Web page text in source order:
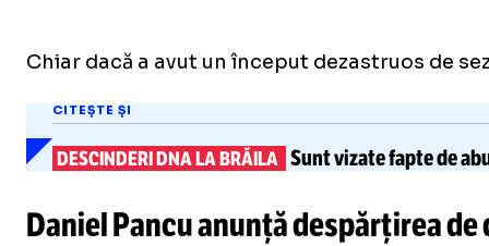
Chiar dacă a avut un început dezastruos de
CITEȘTE ȘI
DESCINDERI DNA LA BRĂILA Sunt vizatefapte de
Daniel Pancu anunță despărțirea de